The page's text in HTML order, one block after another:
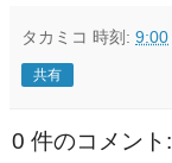
タカミコ 時刻: 9:00
共有
0 件のコメント: